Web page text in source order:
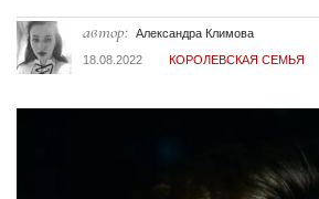
автор: Александра Климова
18.08.2022
КОРОЛЕВСКАЯ СЕМЬЯ